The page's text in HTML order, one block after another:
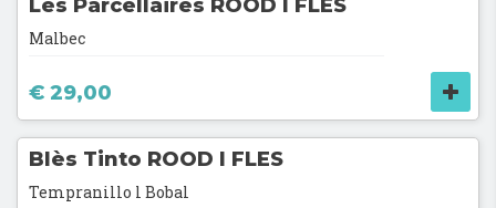
Les Parcellaires ROOD l FLES
Malbec
€ 29,00
Blès Tinto ROOD l FLES
Tempranillo l Bobal